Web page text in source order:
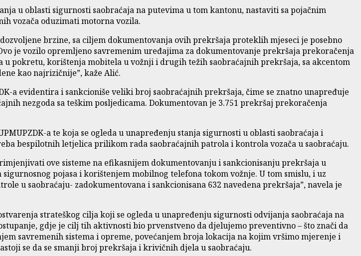
u oblasti sigurnosti saobraćaja na putevima u tom kantonu, nastaviti sa pojačnim
vozača oduzimati motorna vozila.
brzine, sa ciljem dokumentovanja ovih prekršaja proteklih mjeseci je posebno
je vozilo opremljeno savremenim uređajima za dokumentovanje prekršaja prekoračenja
pokretu, korištenja mobitela u vožnji i drugih težih saobraćajnih prekršaja, sa akcentom
kao najrizičnije”, kaže Alić.
a evidentira i sankcioniše veliki broj saobraćajnih prekršaja, čime se znatno unapređuje
nezgoda sa teškim posljedicama. Dokumentovan je 3.751 prekršaj prekoračenja
a te koja se ogleda u unapređenju stanja sigurnosti u oblasti saobraćaja i
bespilotnih letjelica prilikom rada saobraćajnih patrola i kontrola vozača u saobraćaju.
ove sisteme na efikasnijem dokumentovanju i sankcionisanju prekršaja u
pojasa i korištenjem mobilnog telefona tokom vožnje. U tom smislu, i uz
u saobraćaju- zadokumentovana i sankcionisana 632 navedena prekršaja”, navela je
strateškog cilja koji se ogleda u unapređenju sigurnosti odvijanja saobraćaja na
gdje je cilj tih aktivnosti bio prvenstveno da djelujemo preventivno – što znači da
savremenih sistema i opreme, povećanjem broja lokacija na kojim vršimo mjerenje i
se da se smanji broj prekršaja i krivičnih djela u saobraćaju.